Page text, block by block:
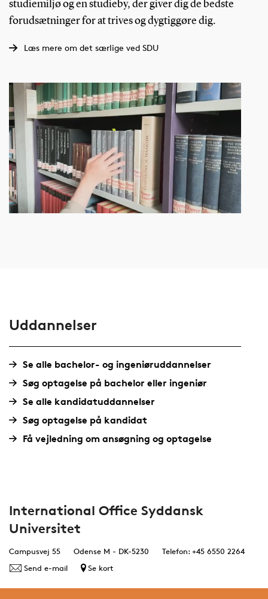
studiemiljø og en studieby, der giver dig de bedste
forudsætninger for at trives og dygtiggøre dig.
Læs mere om det særlige ved SDU
Uddannelser
Se alle bachelor- og ingeniøruddannelser
Søg optagelse på bachelor eller ingeniør
Se alle kandidatuddannelser
Søg optagelse på kandidat
Få vejledning om ansøgning og optagelse
International Office Syddansk
Universitet
Campusvej 55 Odense M - DK-5230
Telefon: +45 6550 2264
Send e-mail
Se kort